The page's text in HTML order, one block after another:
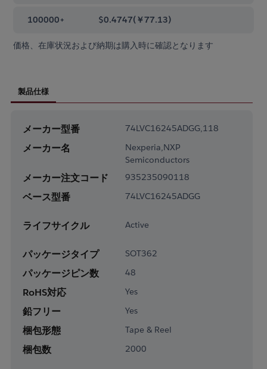
100000+ $0.4747(￥77.13)
価格、在庫状況および納期は購入時に確認となります
製品仕様
メーカー型番 74LVC16245ADGG,118
メーカー名
Nexperia,NXP
Semiconductors
メーカー注文コード 935235090118
ベース型番 74LVC16245ADGG
ライフサイクル Active
パッケージタイプ SOT362
パッケージピン数 48
RoHS対応 Yes
鉛フリー Yes
梱包形態 Tape & Reel
梱包数 2000